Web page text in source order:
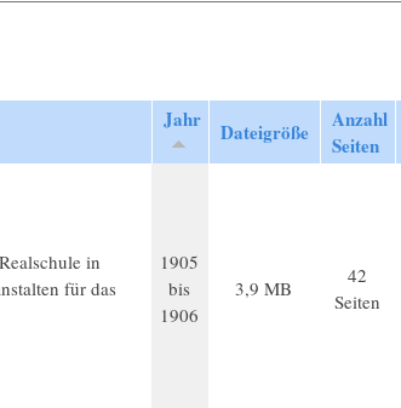
Jahr Dateigröße
Anzahl
Seiten
in
für das
1905
bis
1906
3,9 MB
42
Seiten